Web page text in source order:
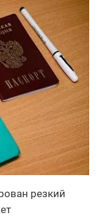
резкий